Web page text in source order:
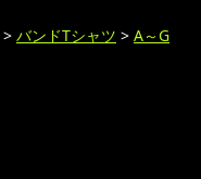
> バンドTシャツ > A～G